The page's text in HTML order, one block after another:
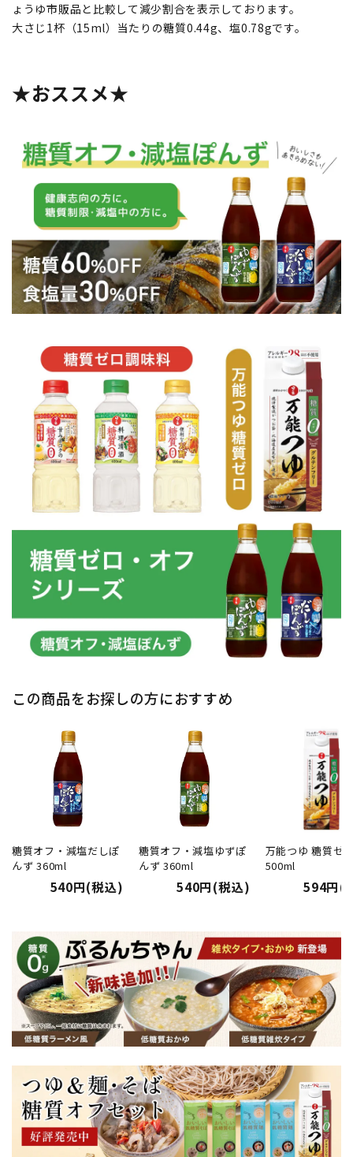
ょうゆ市販品と比較して減少割合を表示しております。
大さじ1杯（15ml）当たりの糖質0.44g、塩0.78gです。
★おススメ★
この商品をお探しの方におすすめ
糖質オフ・減塩だしぽ
んず 360ml
540円(税込)
糖質オフ・減塩ゆずぽ
んず 360ml
540円(税込)
万能つゆ 糖質ゼ
500ml
594円(